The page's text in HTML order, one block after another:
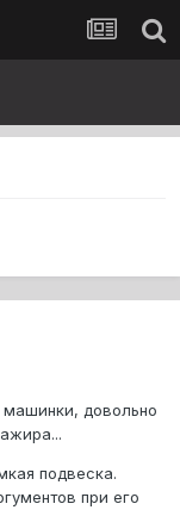
машинки, довольно
подвеска.
при его